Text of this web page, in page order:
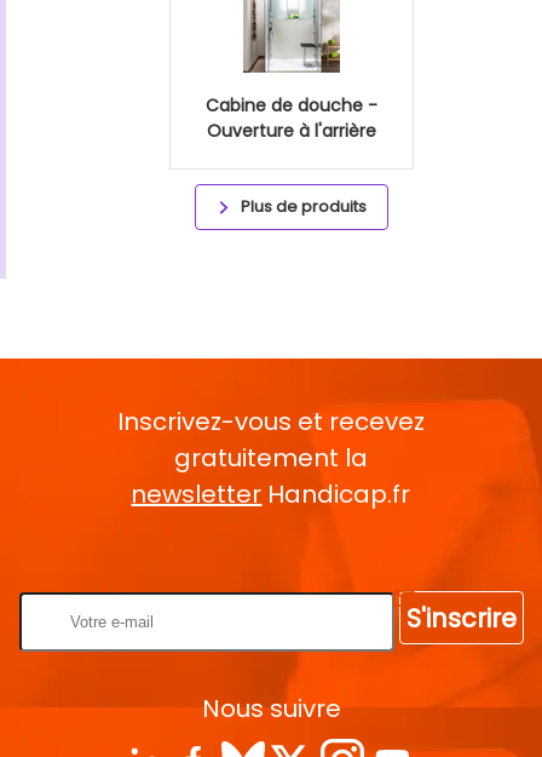
Cabine de douche -
Ouverture à l'arrière
Plus de produits
Inscrivez-vous et recevez
gratuitement la
newsletter Handicap.fr
S'inscrire
Nous suivre